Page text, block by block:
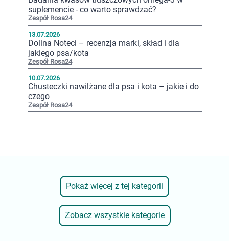
suplemencie - co warto sprawdzać?
Zespół Rosa24
13.07.2026
Dolina Noteci – recenzja marki, skład i dla
jakiego psa/kota
Zespół Rosa24
10.07.2026
Chusteczki nawilżane dla psa i kota – jakie i do
czego
Zespół Rosa24
Zobacz wszystkie kategorie
Pokaż więcej z tej kategorii